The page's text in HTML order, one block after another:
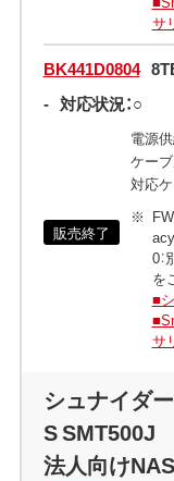
サ
BK441D0804
- 対応状況：○
販売終了
電源
ケー
対応ケ
0
を
■
サ
シュナイダ
S SMT500J
法人向けNAS